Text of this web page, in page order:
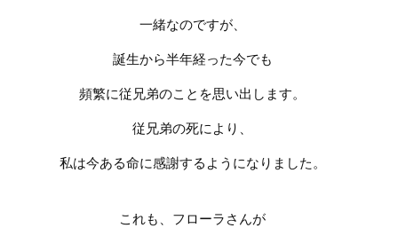
一緒なのですが、
誕生から半年経った今でも
頻繁に従兄弟のことを思い出します。
従兄弟の死により、
私は今ある命に感謝するようになりました。
これも、フローラさんが